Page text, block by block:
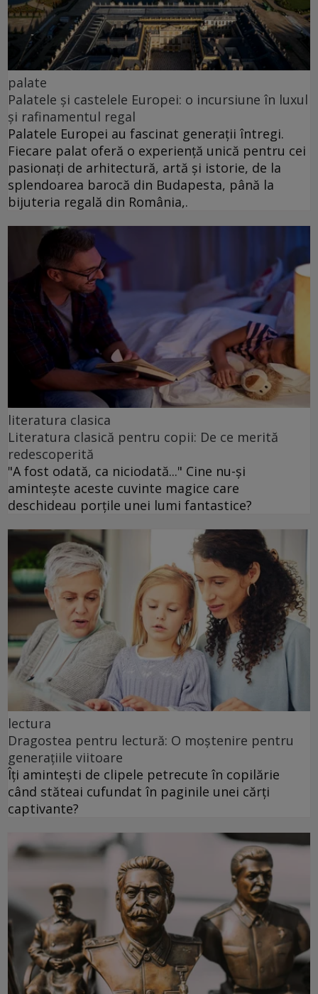
palate
Palatele și castelele Europei: o incursiune în luxul
și rafinamentul regal
Palatele Europei au fascinat generații întregi.
Fiecare palat oferă o experiență unică pentru cei
pasionați de arhitectură, artă și istorie, de la
splendoarea barocă din Budapesta, până la
bijuteria regală din România,.
literatura clasica
Literatura clasică pentru copii: De ce merită
redescoperită
"A fost odată, ca niciodată..." Cine nu-și
amintește aceste cuvinte magice care
deschideau porțile unei lumi fantastice?
lectura
Dragostea pentru lectură: O moștenire pentru
generațiile viitoare
Îți amintești de clipele petrecute în copilărie
când stăteai cufundat în paginile unei cărți
captivante?